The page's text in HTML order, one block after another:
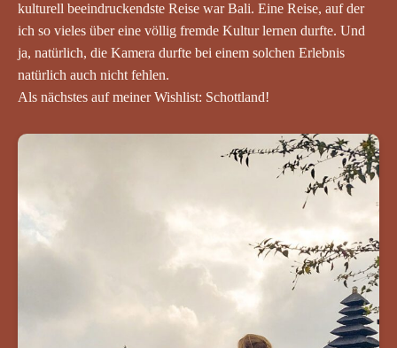
kulturell beeindruckendste Reise war Bali. Eine Reise, auf der
ich so vieles über eine völlig fremde Kultur lernen durfte. Und
ja, natürlich, die Kamera durfte bei einem solchen Erlebnis
natürlich auch nicht fehlen.
Als nächstes auf meiner Wishlist: Schottland!